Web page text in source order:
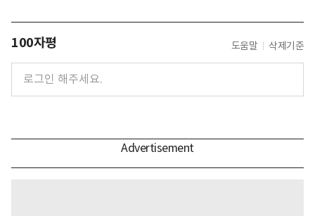
100자평 도움말 삭제기준